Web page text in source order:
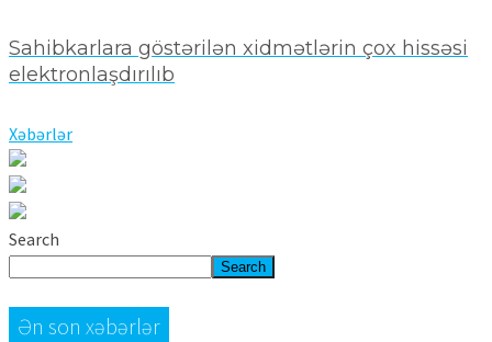
Sahibkarlara göstərilən xidmətlərin çox hissəsi
elektronlaşdırılıb
Xəbərlər
Search
Search
Ən son xəbərlər